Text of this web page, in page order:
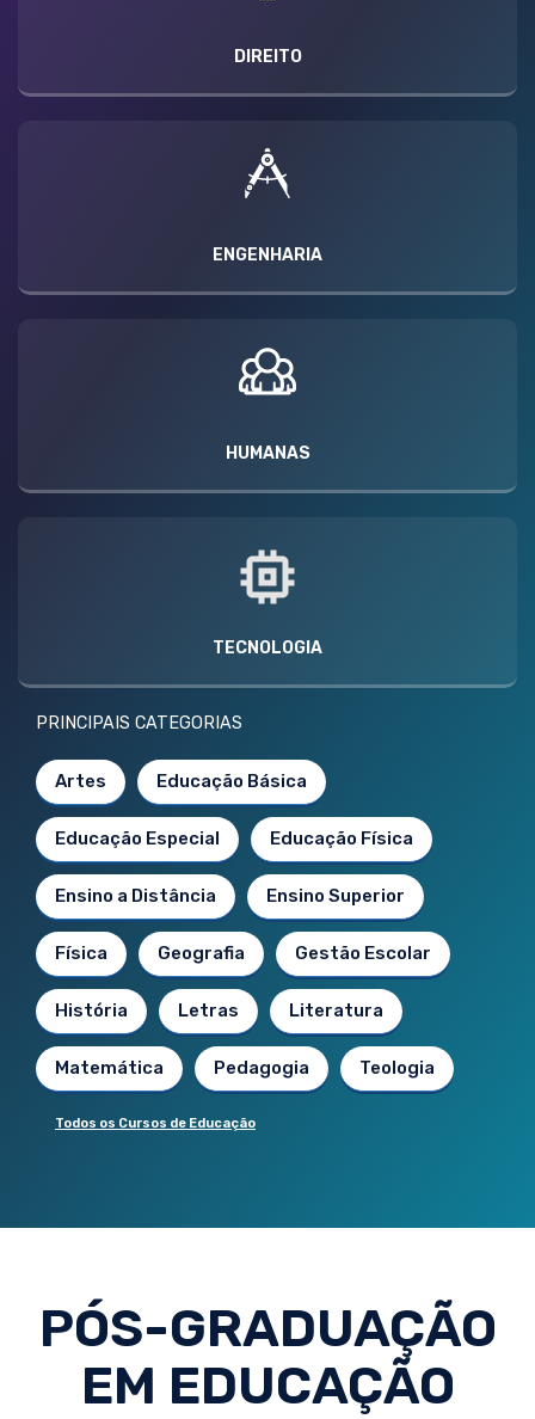
DIREITO
ENGENHARIA
HUMANAS
TECNOLOGIA
PRINCIPAIS CATEGORIAS
Artes Educação Básica
Educação Especial Educação Física
Ensino a Distância Ensino Superior
Física Geografia Gestão Escolar
História Letras Literatura
Matemática Pedagogia Teologia
Todos os Cursos de Educação
PÓS-GRADUAÇÃO
EM EDUCAÇÃO